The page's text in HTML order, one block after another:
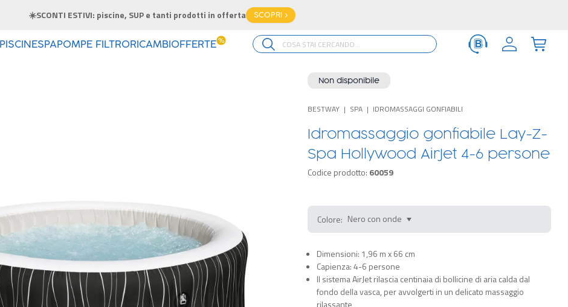
☀️SCONTI ESTIVI: piscine, SUP e tanti prodotti in offerta SCOPRI >
PISCINESPAPOMPE FILTRORICAMBI OFFERTE %
Non disponibile
BESTWAY SPA IDROMASSAGGI GONFIABILI
Idromassaggio gonfiabile Lay-Z-
Spa Hollywood AirJet 4-6 persone
Codice prodotto: 60059
Colore:
Dimensioni: 1,96 m x 66 cm
Capienza: 4-6 persone
Il sistema AirJet rilascia centinaia di bollicine di aria calda dal
fondo della vasca, per avvolgerti in un delicato massaggio
rilassante